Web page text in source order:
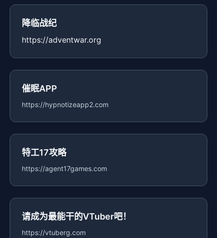
降临战纪
https://adventwar.org
催眠APP
https://hypnotizeapp2.com
特工17攻略
https://agent17games.com
请成为最能干的VTuber吧！
https://vtuberg.com